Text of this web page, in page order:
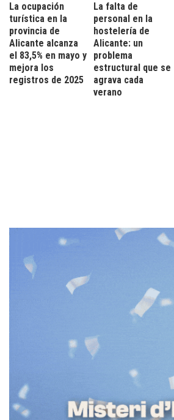
La ocupación
turística en la
provincia de
Alicante alcanza
el 83,5% en mayo y
mejora los
registros de 2025
La falta de
personal en la
hostelería de
Alicante: un
problema
estructural que se
agrava cada
verano